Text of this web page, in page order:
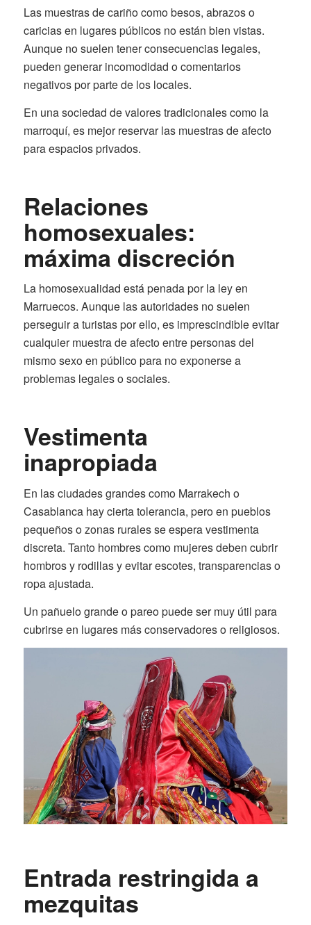
Las muestras de cariño como besos, abrazos o
caricias en lugares públicos no están bien vistas.
Aunque no suelen tener consecuencias legales,
pueden generar incomodidad o comentarios
negativos por parte de los locales.
En una sociedad de valores tradicionales como la
marroquí, es mejor reservar las muestras de afecto
para espacios privados.
Relaciones
homosexuales:
máxima discreción
La homosexualidad está penada por la ley en
Marruecos. Aunque las autoridades no suelen
perseguir a turistas por ello, es imprescindible evitar
cualquier muestra de afecto entre personas del
mismo sexo en público para no exponerse a
problemas legales o sociales.
Vestimenta
inapropiada
En las ciudades grandes como Marrakech o
Casablanca hay cierta tolerancia, pero en pueblos
pequeños o zonas rurales se espera vestimenta
discreta. Tanto hombres como mujeres deben cubrir
hombros y rodillas y evitar escotes, transparencias o
ropa ajustada.
Un pañuelo grande o pareo puede ser muy útil para
cubrirse en lugares más conservadores o religiosos.
Entrada restringida a
mezquitas